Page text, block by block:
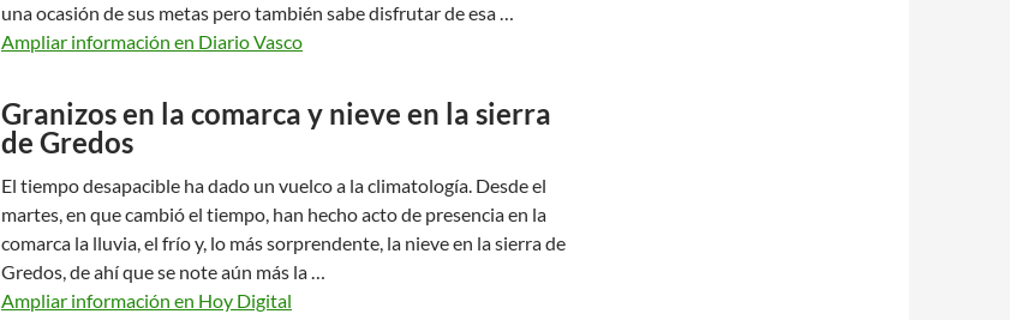
una ocasión de sus metas pero también sabe disfrutar de esa …
Ampliar información en Diario Vasco
Granizos en la comarca y nieve en la sierra
de Gredos
El tiempo desapacible ha dado un vuelco a la climatología. Desde el
martes, en que cambió el tiempo, han hecho acto de presencia en la
comarca la lluvia, el frío y, lo más sorprendente, la nieve en la sierra de
Gredos, de ahí que se note aún más la …
Ampliar información en Hoy Digital